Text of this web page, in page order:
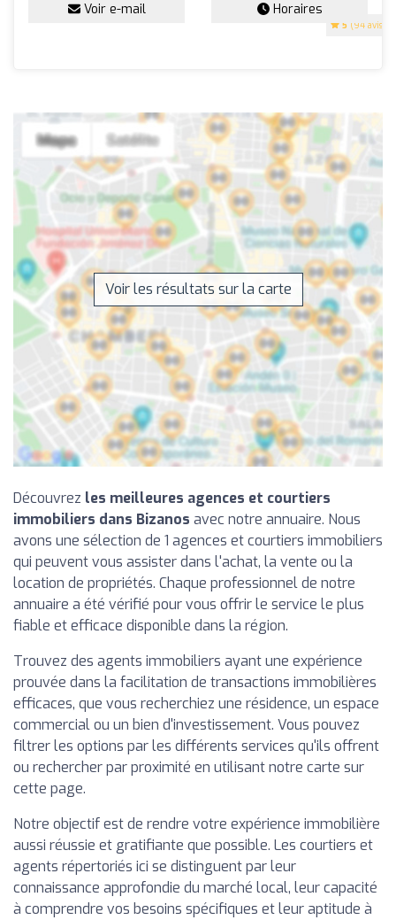
5 (94 avis)
Voir e-mail Horaires
Voir les résultats sur la carte
Découvrez les meilleures agences et courtiers
immobiliers dans Bizanos avec notre annuaire. Nous
avons une sélection de 1 agences et courtiers immobiliers
qui peuvent vous assister dans l'achat, la vente ou la
location de propriétés. Chaque professionnel de notre
annuaire a été vérifié pour vous offrir le service le plus
fiable et efficace disponible dans la région.
Trouvez des agents immobiliers ayant une expérience
prouvée dans la facilitation de transactions immobilières
efficaces, que vous recherchiez une résidence, un espace
commercial ou un bien d'investissement. Vous pouvez
filtrer les options par les différents services qu'ils offrent
ou rechercher par proximité en utilisant notre carte sur
cette page.
Notre objectif est de rendre votre expérience immobilière
aussi réussie et gratifiante que possible. Les courtiers et
agents répertoriés ici se distinguent par leur
connaissance approfondie du marché local, leur capacité
à comprendre vos besoins spécifiques et leur aptitude à